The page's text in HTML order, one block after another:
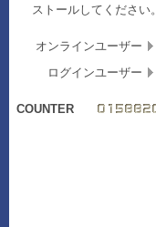
ストールしてください。
オンラインユーザー
ログインユーザー
COUNTER